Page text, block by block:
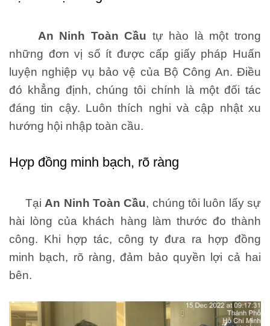
An Ninh Toàn Cầu tự hào là một trong
những đơn vị số ít được cấp giấy pháp Huấn
luyện nghiệp vụ bảo vệ của Bộ Công An. Điều
đó khẳng định, chúng tôi chính là một đối tác
đáng tin cậy. Luôn thích nghi và cập nhật xu
hướng hội nhập toàn cầu.
Hợp đồng minh bạch, rõ ràng
Tại An Ninh Toàn Cầu, chúng tôi luôn lấy sự
hài lòng của khách hàng làm thước đo thành
công. Khi hợp tác, công ty đưa ra hợp đồng
minh bạch, rõ ràng, đảm bảo quyền lợi cả hai
bên.